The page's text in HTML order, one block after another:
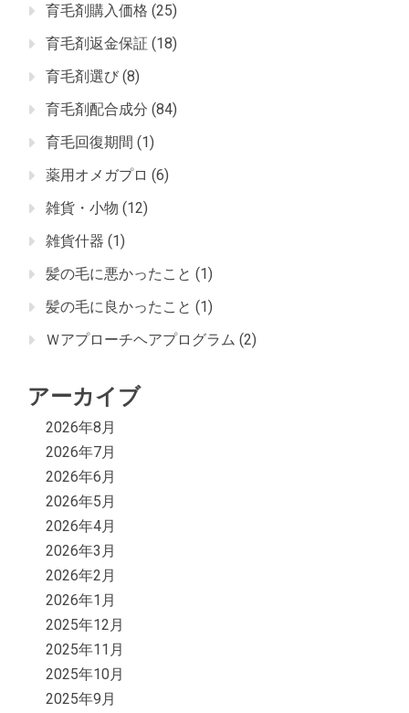
育毛剤購入価格 (25)
育毛剤返金保証 (18)
育毛剤選び (8)
育毛剤配合成分 (84)
育毛回復期間 (1)
薬用オメガプロ (6)
雑貨・小物 (12)
雑貨什器 (1)
髪の毛に悪かったこと (1)
髪の毛に良かったこと (1)
Ｗアプローチヘアプログラム (2)
アーカイブ
2026年8月
2026年7月
2026年6月
2026年5月
2026年4月
2026年3月
2026年2月
2026年1月
2025年12月
2025年11月
2025年10月
2025年9月